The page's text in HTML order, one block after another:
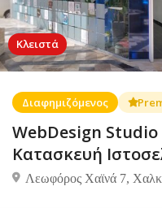
Κλειστά
Διαφημιζόμενος
WebDesign Studio
Κατασκευή
Λεωφόρος Χαϊνά 7,